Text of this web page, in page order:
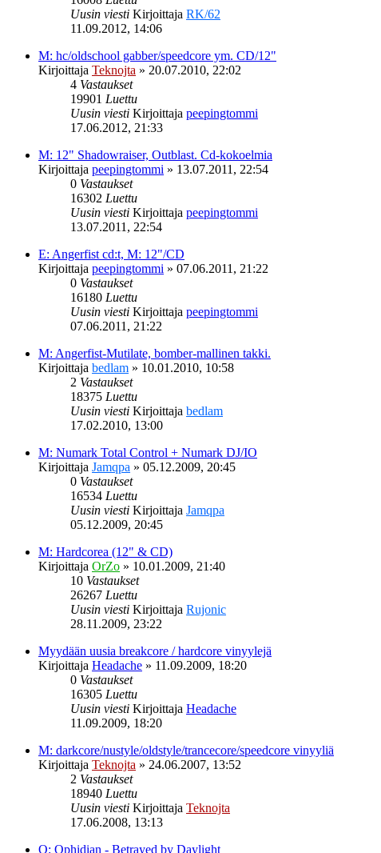
Uusin viesti Kirjoittaja RK/62
11.09.2012, 14:06
M: hc/oldschool gabber/speedcore ym. CD/12"
Kirjoittaja Teknojta » 20.07.2010, 22:02
4 Vastaukset
19901 Luettu
Uusin viesti Kirjoittaja peepingtommi
17.06.2012, 21:33
M: 12" Shadowraiser, Outblast. Cd-kokoelmia
Kirjoittaja peepingtommi » 13.07.2011, 22:54
0 Vastaukset
16302 Luettu
Uusin viesti Kirjoittaja peepingtommi
13.07.2011, 22:54
E: Angerfist cd:t, M: 12"/CD
Kirjoittaja peepingtommi » 07.06.2011, 21:22
0 Vastaukset
16180 Luettu
Uusin viesti Kirjoittaja peepingtommi
07.06.2011, 21:22
M: Angerfist-Mutilate, bomber-mallinen takki.
Kirjoittaja bedlam » 10.01.2010, 10:58
2 Vastaukset
18375 Luettu
Uusin viesti Kirjoittaja bedlam
17.02.2010, 13:00
M: Numark Total Control + Numark DJ/IO
Kirjoittaja Jamqpa » 05.12.2009, 20:45
0 Vastaukset
16534 Luettu
Uusin viesti Kirjoittaja Jamqpa
05.12.2009, 20:45
M: Hardcorea (12" & CD)
Kirjoittaja OrZo » 10.01.2009, 21:40
10 Vastaukset
26267 Luettu
Uusin viesti Kirjoittaja Rujonic
28.11.2009, 23:22
Myydään uusia breakcore / hardcore vinyylejä
Kirjoittaja Headache » 11.09.2009, 18:20
0 Vastaukset
16305 Luettu
Uusin viesti Kirjoittaja Headache
11.09.2009, 18:20
M: darkcore/nustyle/oldstyle/trancecore/speedcore vinyyliä
Kirjoittaja Teknojta » 24.06.2007, 13:52
2 Vastaukset
18940 Luettu
Uusin viesti Kirjoittaja Teknojta
17.06.2008, 13:13
O: Ophidian - Betrayed by Daylight